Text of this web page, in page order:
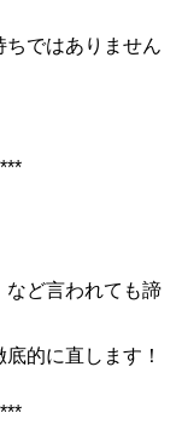
ちではありません
など言われても諦
的に直します！